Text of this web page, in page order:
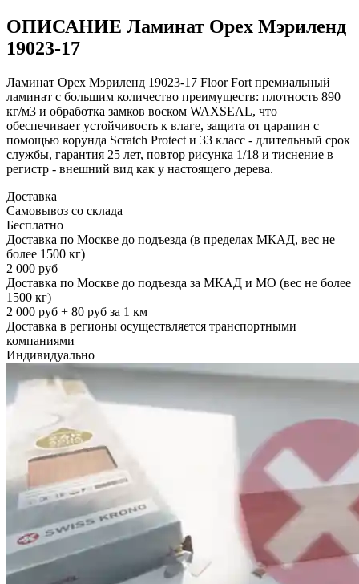
ОПИСАНИЕ Ламинат Орех Мэриленд
19023-17
Ламинат Орех Мэриленд 19023-17 Floor Fort премиальный
ламинат с большим количество преимуществ: плотность 890
кг/м3 и обработка замков воском WAXSEAL, что
обеспечивает устойчивость к влаге, защита от царапин с
помощью корунда Scratch Protect и 33 класс - длительный срок
службы, гарантия 25 лет, повтор рисунка 1/18 и тиснение в
регистр - внешний вид как у настоящего дерева.
Доставка
Самовывоз со склада
Бесплатно
Доставка по Москве до подъезда (в пределах МКАД, вес не
более 1500 кг)
2 000 руб
Доставка по Москве до подъезда за МКАД и МО (вес не более
1500 кг)
2 000 руб + 80 руб за 1 км
Доставка в регионы осуществляется транспортными
компаниями
Индивидуально